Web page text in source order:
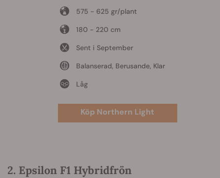
575 - 625 gr/plant
180 - 220 cm
Sent i September
Balanserad, Berusande, Klar
Låg
Köp Northern Light
2. Epsilon F1 Hybridfrön